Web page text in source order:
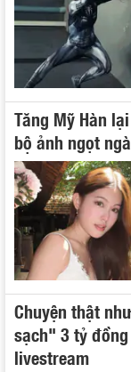
Tăng Mỹ Hàn
bộ ảnh ngọt
Chuyện thật
sạch" 3 tỷ
livestream